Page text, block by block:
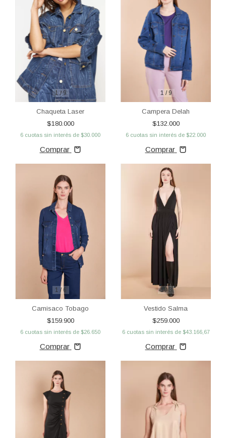
1 /9
Chaqueta Laser
$180.000
6 cuotas sin interés de $30.000
Comprar
1 / 9
Campera Delah
$132.000
6 cuotas sin interés de $22.000
Comprar
1 / 6
Camisaco Tobago
$159.900
6 cuotas sin interés de $26.650
Comprar
1/3
Vestido Salma
$259.000
6 cuotas sin interés de $43.166,67
Comprar